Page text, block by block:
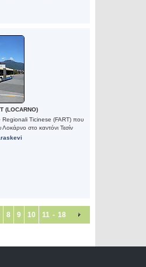
(LOCARNO)
Ticinese (FART) που
Λοκάρνο στο καντόνι Τεσίν
8 9 10 11 - 18